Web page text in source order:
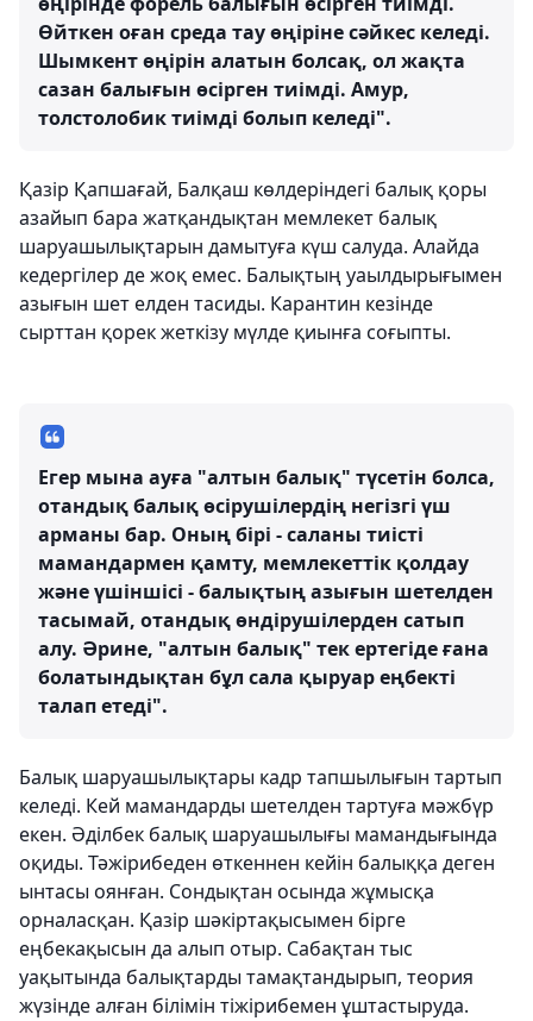
Өйткен оған среда тау өңіріне сәйкес келеді.
Шымкент өңірін алатын болсақ, ол жақта
сазан балығын өсірген тиімді. Амур,
толстолобик тиімді болып келеді".
Қазір Қапшағай, Балқаш көлдеріндегі балық қоры
азайып бара жатқандықтан мемлекет балық
шаруашылықтарын дамытуға күш салуда. Алайда
кедергілер де жоқ емес. Балықтың уаылдырығымен
азығын шет елден тасиды. Карантин кезінде
сырттан қорек жеткізу мүлде қиынға соғыпты.
Егер мына ауға "алтын балық" түсетін болса,
отандық балық өсірушілердің негізгі үш
арманы бар. Оның бірі - саланы тиісті
мамандармен қамту, мемлекеттік қолдау
және үшіншісі - балықтың азығын шетелден
тасымай, отандық өндірушілерден сатып
алу. Әрине, "алтын балық" тек ертегіде ғана
болатындықтан бұл сала қыруар еңбекті
талап етеді".
Балық шаруашылықтары кадр тапшылығын тартып
келеді. Кей мамандарды шетелден тартуға мәжбүр
екен. Әділбек балық шаруашылығы мамандығында
оқиды. Тәжірибеден өткеннен кейін балыққа деген
ынтасы оянған. Сондықтан осында жұмысқа
орналасқан. Қазір шәкіртақысымен бірге
еңбекақысын да алып отыр. Сабақтан тыс
уақытында балықтарды тамақтандырып, теория
жүзінде алған білімін тіжірибемен ұштастыруда.